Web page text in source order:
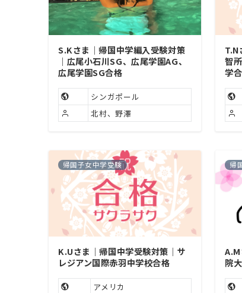
S.Kさま｜帰国中学編入受験対策
｜広尾小石川SG、広尾学園AG、
広尾学園SG合格
シンガポール
北村、野澤
T.N
智
学
帰国子女中学受験
K.Uさま｜帰国中学受験対策｜サ
レジアン国際赤羽中学校合格
アメリカ
帰
院